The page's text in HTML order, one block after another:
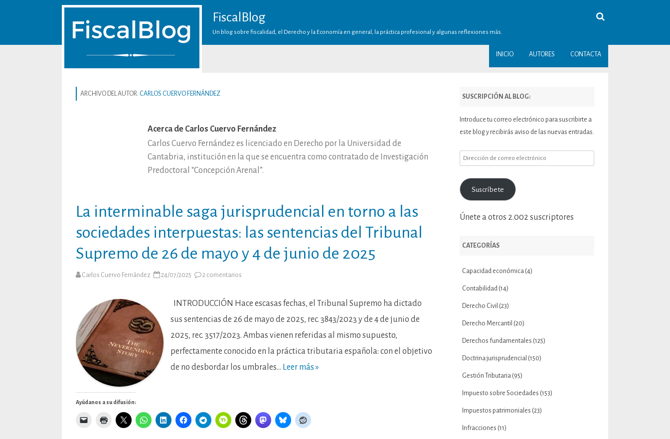
FiscalBlog
Un blog sobre fiscalidad, el Derecho y la Economía en general, la práctica profesional y algunas reflexiones más.
INICIO AUTORES CONTACTA
ARCHIVO DEL AUTOR: CARLOS CUERVO FERNÁNDEZ
Acerca de Carlos Cuervo Fernández
Carlos Cuervo Fernández es licenciado en Derecho por la Universidad de
Cantabria, institución en la que se encuentra como contratado de Investigación
Predoctoral “Concepción Arenal”.
La interminable saga jurisprudencial en torno a las
sociedades interpuestas: las sentencias del Tribunal
Supremo de 26 de mayo y 4 de junio de 2025
Carlos Cuervo Fernández 24/07/2025 2 comentarios
jurisprudencial
torno
a
sociedades
las
del
Tribunal
y
4
de
INTRODUCCIÓN Hace escasas fechas, el Tribunal Supremo ha dictado
sus sentencias de 26 de mayo de 2025, rec. 3843/2023 y de 4 de junio de
2025, rec. 3517/2023. Ambas vienen referidas al mismo supuesto,
perfectamente conocido en la práctica tributaria española: con el objetivo
de no desbordar los umbrales… Leer más »
Ayúdanos a su difusión:
SUSCRIPCIÓN AL BLOG:
Introduce tu correo electrónico para suscribirte a
este blog y recibirás aviso de las nuevas entradas.
Dirección
correo
electrónico
Suscríbete
Únete a otros 2.002 suscriptores
CATEGORÍAS
Capacidad económica(4)
Contabilidad(14)
Derecho Civil (23)
Derecho Mercantil (20)
Derechos fundamentales (125)
Doctrina jurisprudencial (150)
Gestión Tributaria(95)
Impuesto sobre Sociedades (153)
Impuestos patrimoniales (23)
Infracciones (11)